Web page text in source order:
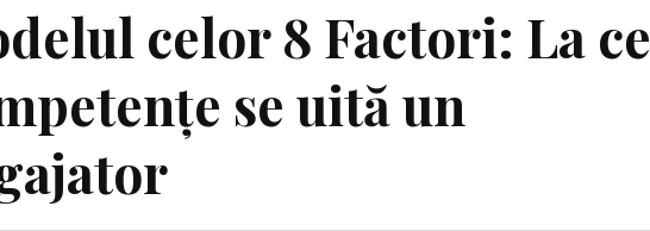
celor 8 Factori: La ce
se uită un